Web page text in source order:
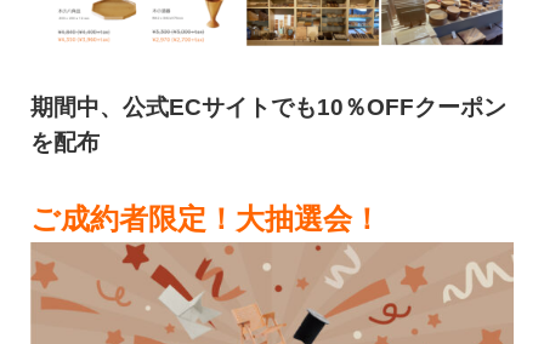
期間中、公式ECサイトでも10％OFFクーポン
を配布
ご成約者限定！大抽選会！